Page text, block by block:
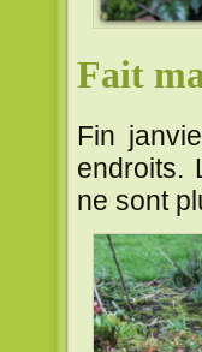
Fait
Fin
endroits.
ne sont